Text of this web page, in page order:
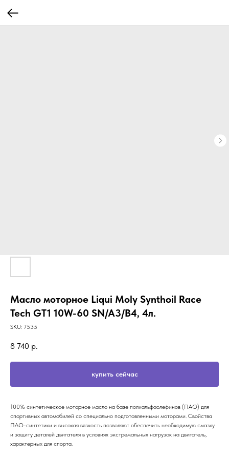
Масло моторное Liqui Moly Synthoil Race
Tech GT1 10W-60 SN/A3/B4, 4л.
SKU: 7535
8 740 р.
купить сейчас
100% синтетическое моторное масло на базе полиальфаолефинов (ПАО) для
спортивных автомобилей со специально подготовленными моторами. Свойства
ПАО-синтетики и высокая вязкость позволяют обеспечить необходимую смазку
и защиту деталей двигателя в условиях экстремальных нагрузок на двигатель,
характерных для спорта.